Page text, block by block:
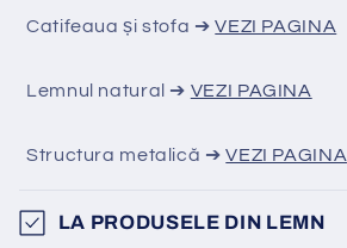
Catifeaua și stofa ➔VEZI PAGINA
Lemnul natural ➔ VEZI PAGINA
Structura metalică ➔VEZI PAGINA
LA PRODUSELE DIN LEMN